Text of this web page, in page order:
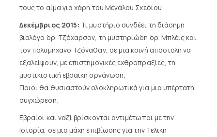
τους το αίμα για χάρη του Μεγάλου Σχεδίου;
Δεκέμβριος 2015: Τι μυστήριο συνδέει τη διάσημη
βιολόγο δρ. Τζόχαρσον, τη μυστηριώδη δρ. Μπλέις και
τον πολυμήχανο Τζόναθαν, σε μια κοινή αποστολή να
εξαλείψουν, με επιστημονικές εχθροπραξίες, τη
μυστικιστική εβραϊκή οργάνωση;
Ποιοι θα θυσιαστούν ολοκληρωτικά για μια υπέρτατη
συγχώρεση;
Εβραίοι και ναζί βρίσκονται αντιμέτωποι με την
Ιστορία, σε μια μάχη επιβίωσης για την Τελική